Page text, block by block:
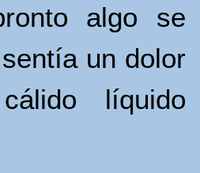
algo se
un dolor
líquido